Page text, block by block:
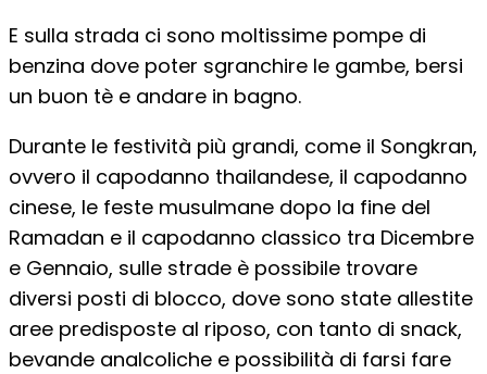
E sulla strada ci sono moltissime pompe di
benzina dove poter sgranchire le gambe, bersi
un buon tè e andare in bagno.
Durante le festività più grandi, come il Songkran,
ovvero il capodanno thailandese, il capodanno
cinese, le feste musulmane dopo la fine del
Ramadan e il capodanno classico tra Dicembre
e Gennaio, sulle strade è possibile trovare
diversi posti di blocco, dove sono state allestite
aree predisposte al riposo, con tanto di snack,
bevande analcoliche e possibilità di farsi fare